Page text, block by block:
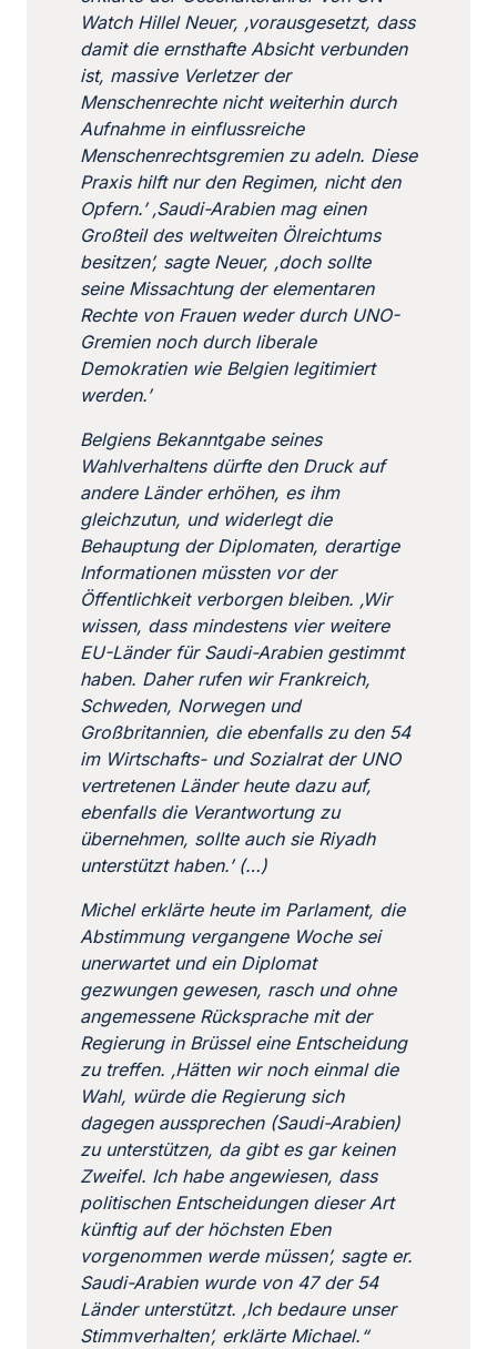
Watch Hillel Neuer, ‚vorausgesetzt, dass
damit die ernsthafte Absicht verbunden
ist, massive Verletzer der
Menschenrechte nicht weiterhin durch
Aufnahme in einflussreiche
Menschenrechtsgremien zu adeln. Diese
Praxis hilft nur den Regimen, nicht den
Opfern.’ ‚Saudi-Arabien mag einen
Großteil des weltweiten Ölreichtums
besitzen’, sagte Neuer, ‚doch sollte
seine Missachtung der elementaren
Rechte von Frauen weder durch UNO-
Gremien noch durch liberale
Demokratien wie Belgien legitimiert
werden.’
Belgiens Bekanntgabe seines
Wahlverhaltens dürfte den Druck auf
andere Länder erhöhen, es ihm
gleichzutun, und widerlegt die
Behauptung der Diplomaten, derartige
Informationen müssten vor der
Öffentlichkeit verborgen bleiben. ‚Wir
wissen, dass mindestens vier weitere
EU-Länder für Saudi-Arabien gestimmt
haben. Daher rufen wir Frankreich,
Schweden, Norwegen und
Großbritannien, die ebenfalls zu den 54
im Wirtschafts- und Sozialrat der UNO
vertretenen Länder heute dazu auf,
ebenfalls die Verantwortung zu
übernehmen, sollte auch sie Riyadh
unterstützt haben.’ (…)
Michel erklärte heute im Parlament, die
Abstimmung vergangene Woche sei
unerwartet und ein Diplomat
gezwungen gewesen, rasch und ohne
angemessene Rücksprache mit der
Regierung in Brüssel eine Entscheidung
zu treffen. ‚Hätten wir noch einmal die
Wahl, würde die Regierung sich
dagegen aussprechen (Saudi-Arabien)
zu unterstützen, da gibt es gar keinen
Zweifel. Ich habe angewiesen, dass
politischen Entscheidungen dieser Art
künftig auf der höchsten Eben
vorgenommen werde müssen’, sagte er.
Saudi-Arabien wurde von 47 der 54
Länder unterstützt. ‚Ich bedaure unser
Stimmverhalten’, erklärte Michael.“